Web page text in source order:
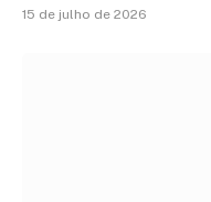
15 de julho de 2026